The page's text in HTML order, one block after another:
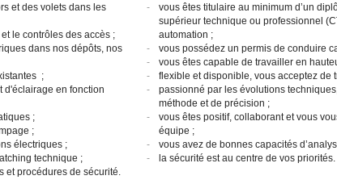
et des volets dans les
le contrôles des accès ;
dans nos dépôts, nos
;
d'éclairage en fonction
;
;
électriques ;
technique ;
procédures de sécurité.
vous êtes titulaire au minimum d’un
supérieur technique ou professionnel
automation ;
vous possédez un permis de conduire
vous êtes capable de travailler en
flexible et disponible, vous acceptez de
passionné par les évolutions
méthode et de précision ;
vous êtes positif, collaborant et vous
équipe ;
vous avez de bonnes capacités
la sécurité est au centre de vos priorités.